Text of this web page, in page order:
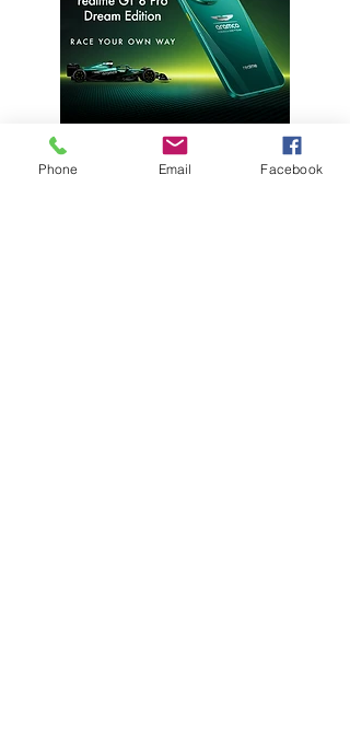
Phone Email Facebook